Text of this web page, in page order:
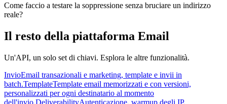
Come faccio a testare la soppressione senza bruciare un indirizzo
reale?
Il resto della piattaforma Email
Un'API, un solo set di chiavi. Esplora le altre funzionalità.
InvioEmail transazionali e marketing, template e invii in
batch.TemplateTemplate email memorizzati e con versioni,
personalizzati per ogni destinatario al momento
dell'invio.DeliverabilityAutenticazione, warmup degli IP,